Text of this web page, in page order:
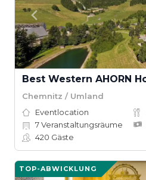
Chemnitz / Umland
Eventlocation
7Veranstaltungsräume
420 Gäste
TOP-ABWICKLUNG